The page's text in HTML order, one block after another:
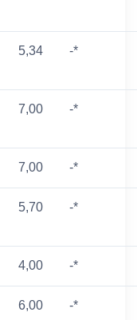
5,34 -*
7,00 -*
7,00 -*
5,70 -*
4,00 -*
6,00 -*